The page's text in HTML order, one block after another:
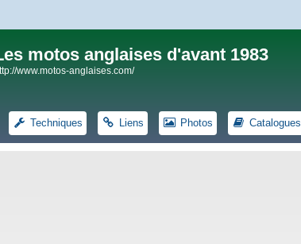
motos anglaises d'avant 1983
www.motos-anglaises.com/
Techniques Liens Photos Catalogues